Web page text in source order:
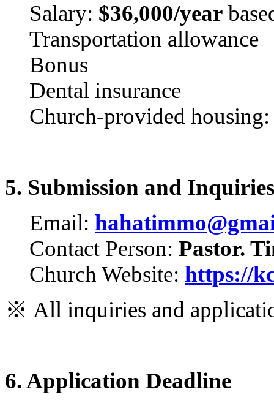
Salary: $36,000/year
Transportation allowance
Bonus
Dental insurance
Church-provided
5. Submission and Inquiries
Email:
Contact Person: Pastor.
Church Website: https://
※ All inquiries and
6. Application Deadline